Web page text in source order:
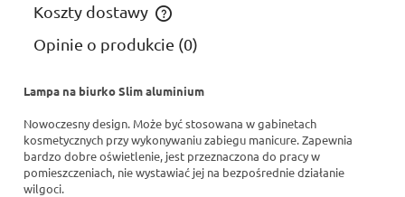
Koszty dostawy
Cena nie zawiera ewentualnych kosztów płatności
Opinie o produkcie (0)
Lampa na biurko Slim aluminium
Nowoczesny design. Może być stosowana w gabinetach
kosmetycznych przy wykonywaniu zabiegu manicure. Zapewnia
bardzo dobre oświetlenie, jest przeznaczona do pracy w
pomieszczeniach, nie wystawiać jej na bezpośrednie działanie
wilgoci.